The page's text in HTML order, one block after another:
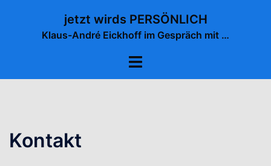
jetzt wirds PERSÖNLICH
Klaus-André Eickhoff im Gespräch mit …
Menü
Kontakt